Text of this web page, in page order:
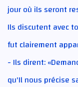
jour où ils seront
Ils discutent avec
fut clairement
- Ils dirent:
qu'Il nous précise